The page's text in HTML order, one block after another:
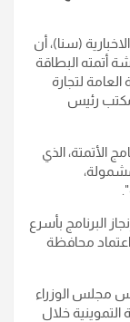
(سنا)، أن
أتمته البطاقة
العامة لتجارة
مكتب رئيس
الأتمتة، الذي
".
البرنامج بأسرع
محافظة
مجلس الوزراء
التموينية خلال